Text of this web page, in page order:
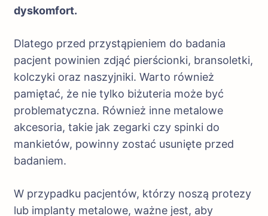
dyskomfort.
Dlatego przed przystąpieniem do badania
pacjent powinien zdjąć pierścionki, bransoletki,
kolczyki oraz naszyjniki. Warto również
pamiętać, że nie tylko biżuteria może być
problematyczna. Również inne metalowe
akcesoria, takie jak zegarki czy spinki do
mankietów, powinny zostać usunięte przed
badaniem.
W przypadku pacjentów, którzy noszą protezy
lub implanty metalowe, ważne jest, aby